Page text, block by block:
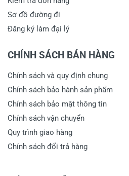
Sơ đồ đường đi
Đăng ký làm đại lý
CHÍNH SÁCH BÁN HÀNG
Chính sách và quy định chung
Chính sách bảo hành sản phẩm
Chính sách bảo mật thông tin
Chính sách vận chuyển
Quy trình giao hàng
Chính sách đổi trả hàng